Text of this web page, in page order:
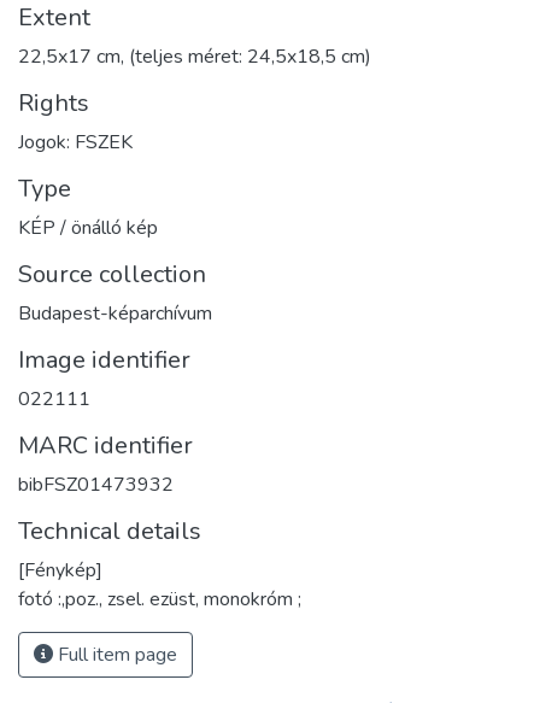
Extent
22,5x17 cm, (teljes méret: 24,5x18,5 cm)
Rights
Jogok: FSZEK
Type
KÉP / önálló kép
Source collection
Budapest-képarchívum
Image identifier
022111
MARC identifier
bibFSZ01473932
Technical details
[Fénykép]
fotó :,poz., zsel. ezüst, monokróm ;
Full item page